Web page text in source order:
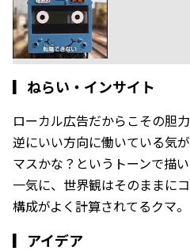
▎ ねらい・インサイト
ローカル広告だからこその胆
逆にいい方向に働いている気
マスかな？というトーンで描
一気に、世界観はそのままに
構成がよく計算されてるクマ。
▎ アイデア